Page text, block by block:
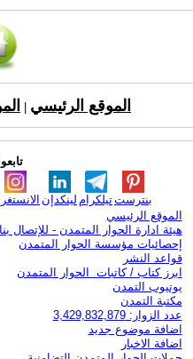
الموقع الرئيسي
لينكدإن تيلكرامبنترست
الموقع الرئيسي
هيئة ادارة الحوار المتمدن - للإتصال بنا
إحصائيات مؤسسة الحوار المتمدن
قواعد النشر
ابرز كتاب / كاتبات الحوار المتمدن
يوتيوب التمدن
مكتبة التمدن
عدد الزوار: 3,429,832,879
اضافة موضوع جديد
اضافة الاخبار